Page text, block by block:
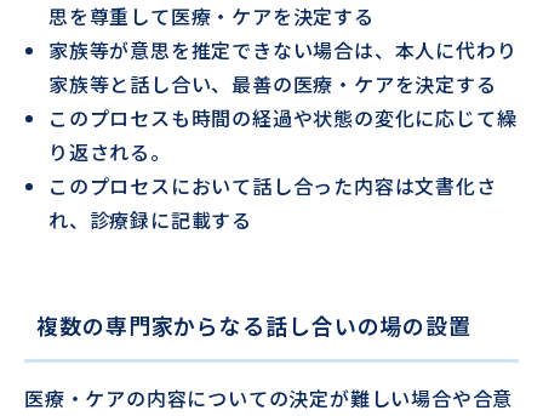
思を尊重して医療・ケアを決定する
家族等が意思を推定できない場合は、本人に代わり
家族等と話し合い、最善の医療・ケアを決定する
このプロセスも時間の経過や状態の変化に応じて繰
り返される。
このプロセスにおいて話し合った内容は文書化さ
れ、診療録に記載する
複数の専門家からなる話し合いの場の設置
医療・ケアの内容についての決定が難しい場合や合意